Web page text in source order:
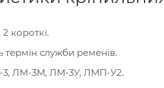
короткі.
термін служби ременів.
3, ЛМ-3М, ЛМ-3У, ЛМП-У2.